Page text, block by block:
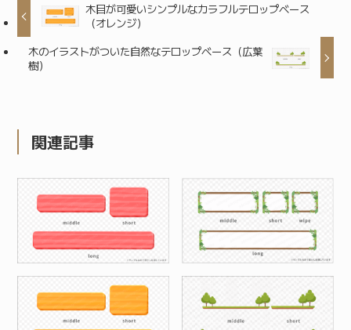
木目が可愛いシンプルなカラフルテロップベース
（オレンジ）
木のイラストがついた自然なテロップベース（広葉
樹）
関連記事